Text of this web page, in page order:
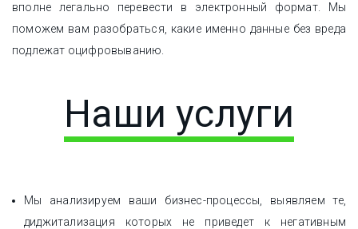
вполне легально перевести в электронный формат. Мы
поможем вам разобраться, какие именно данные без вреда
подлежат оцифровыванию.
Наши услуги
Мы анализируем ваши бизнес-процессы, выявляем те,
диджитализация которых не приведет к негативным